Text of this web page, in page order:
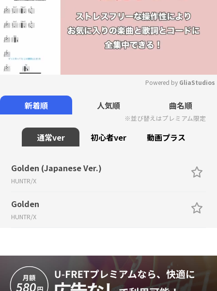
Mute
Powered by GliaStudios
新着順 人気順 曲名順
※並び替えはプレミアム限定
通常ver 初心者ver 動画プラス
Golden (Japanese Ver.)
HUNTR/X
Golden
HUNTR/X